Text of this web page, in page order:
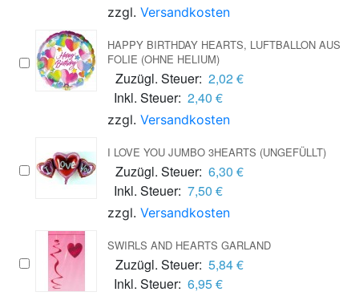
zzgl. Versandkosten
HAPPY BIRTHDAY HEARTS, LUFTBALLON AUS
FOLIE (OHNE HELIUM)
Zuzügl. Steuer: 2,02 €
Inkl. Steuer: 2,40 €
zzgl. Versandkosten
I LOVE YOU JUMBO 3HEARTS (UNGEFÜLLT)
Zuzügl. Steuer: 6,30 €
Inkl. Steuer: 7,50 €
zzgl. Versandkosten
SWIRLS AND HEARTS GARLAND
Zuzügl. Steuer: 5,84 €
Inkl. Steuer: 6,95 €